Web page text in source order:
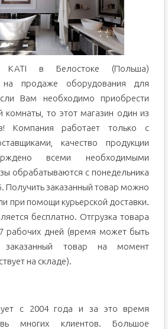
KATI в Белостоке (Польша)
на продаже оборудования для
Вам необходимо приобрести
комнаты, то этот магазин один из
Компания работает только с
качество продукции
всеми необходимыми
обрабатываются с понедельника
Получить заказанный товар можно
при помощи курьерской доставки.
бесплатно. Отгрузка товара
рабочих дней (время может быть
заказанный товар на момент
на складе).
с 2004 года и за это время
многих клиентов. Большое